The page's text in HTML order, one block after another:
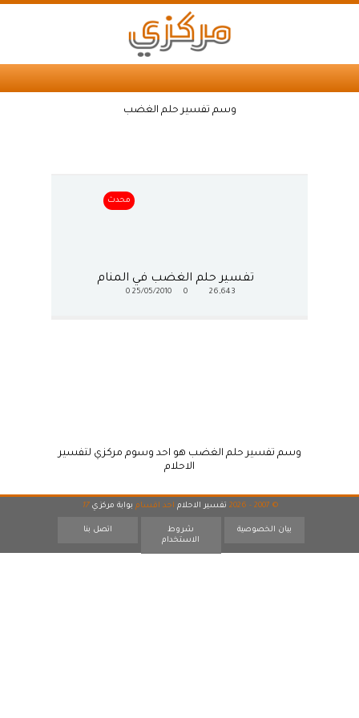
وسم تفسير حلم الغضب
محدث
تفسير حلم الغضب في المنام
26,643
0
25/05/2010
0
وسم تفسير حلم الغضب هو احد وسوم مركزي لتفسير
الاحلام
© 2007 - 2026 تفسير الاحلام احد اقسام بوابة مركزي 17
بيان الخصوصية
شروط
الاستخدام
اتصل بنا